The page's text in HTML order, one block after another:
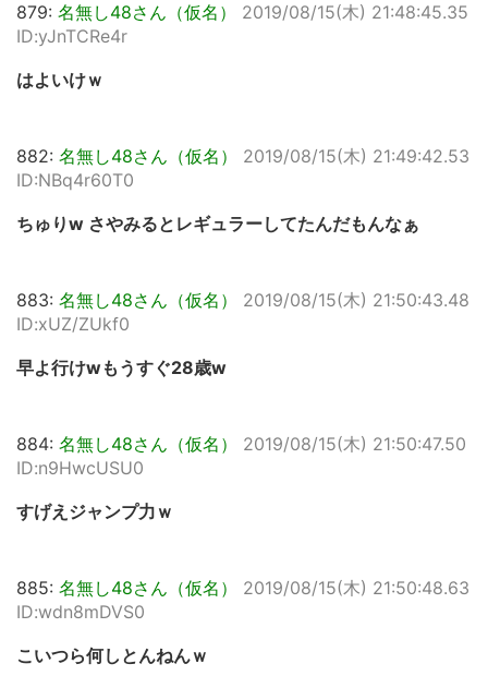
879: 名無し48さん（仮名）
2019/08/15(木) 21:48:45.35
ID:yJnTCRe4r
はよいけｗ
882: 名無し48さん（仮名）
2019/08/15(木) 21:49:42.53
ID:NBq4r60T0
ちゅりw さやみるとレギュラーしてたんだもんなぁ
883: 名無し48さん（仮名）
2019/08/15(木) 21:50:43.48
ID:xUZ/ZUkf0
早よ行けwもうすぐ28歳w
884: 名無し48さん（仮名）
2019/08/15(木) 21:50:47.50
ID:n9HwcUSU0
すげえジャンプ力ｗ
885: 名無し48さん（仮名）
2019/08/15(木) 21:50:48.63
ID:wdn8mDVS0
こいつら何しとんねんｗ